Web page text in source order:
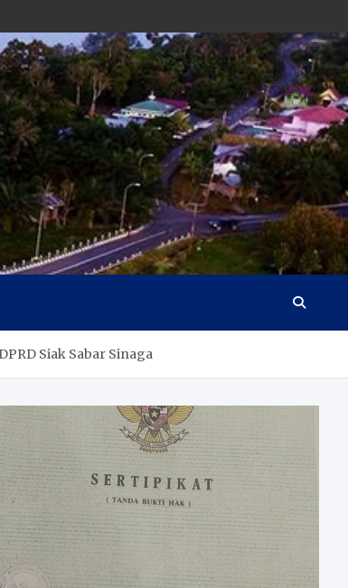
Siak Sabar Sinaga